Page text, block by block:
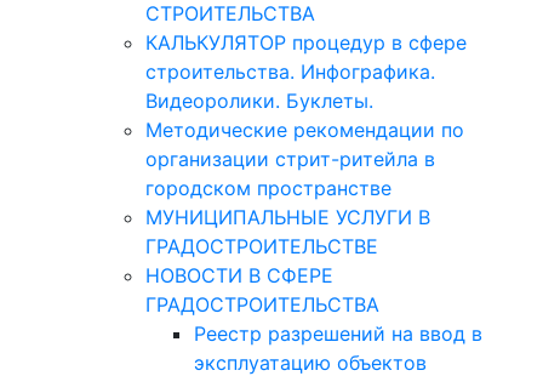
СТРОИТЕЛЬСТВА
КАЛЬКУЛЯТОР процедур в сфере
строительства. Инфографика.
Видеоролики. Буклеты.
Методические рекомендации по
организации стрит-ритейла в
городском пространстве
МУНИЦИПАЛЬНЫЕ УСЛУГИ В
ГРАДОСТРОИТЕЛЬСТВЕ
НОВОСТИ В СФЕРЕ
ГРАДОСТРОИТЕЛЬСТВА
Реестр разрешений на ввод в
эксплуатацию объектов